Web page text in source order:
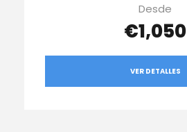
Desde
€1,050
VER DETALLES